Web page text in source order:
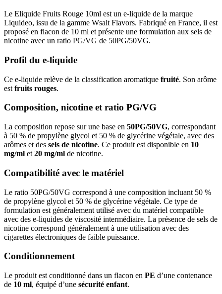
Le Eliquide Fruits Rouge 10ml est un e-liquide de la marque
Liquideo, issu de la gamme Wsalt Flavors. Fabriqué en France, il est
proposé en flacon de 10 ml et présente une formulation aux sels de
nicotine avec un ratio PG/VG de 50PG/50VG.
Profil du e-liquide
Ce e-liquide relève de la classification aromatique fruité. Son arôme
est fruits rouges.
Composition, nicotine et ratio PG/VG
La composition repose sur une base en 50PG/50VG, correspondant
à 50 % de propylène glycol et 50 % de glycérine végétale, avec des
arômes et des sels de nicotine. Ce produit est disponible en 10
mg/ml et 20 mg/ml de nicotine.
Compatibilité avec le matériel
Le ratio 50PG/50VG correspond à une composition incluant 50 %
de propylène glycol et 50 % de glycérine végétale. Ce type de
formulation est généralement utilisé avec du matériel compatible
avec des e-liquides de viscosité intermédiaire. La présence de sels de
nicotine correspond généralement à une utilisation avec des
cigarettes électroniques de faible puissance.
Conditionnement
Le produit est conditionné dans un flacon en PE d’une contenance
de 10 ml, équipé d’une sécurité enfant.